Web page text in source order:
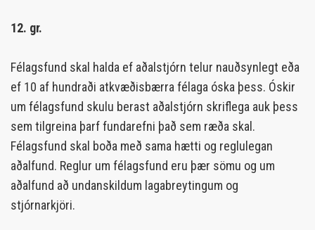
12. gr.
Félagsfund skal halda ef aðalstjórn telur nauðsynlegt eða
ef 10 af hundraði atkvæðisbærra félaga óska þess. Óskir
um félagsfund skulu berast aðalstjórn skriflega auk þess
sem tilgreina þarf fundarefni það sem ræða skal.
Félagsfund skal boða með sama hætti og reglulegan
aðalfund. Reglur um félagsfund eru þær sömu og um
aðalfund að undanskildum lagabreytingum og
stjórnarkjöri.